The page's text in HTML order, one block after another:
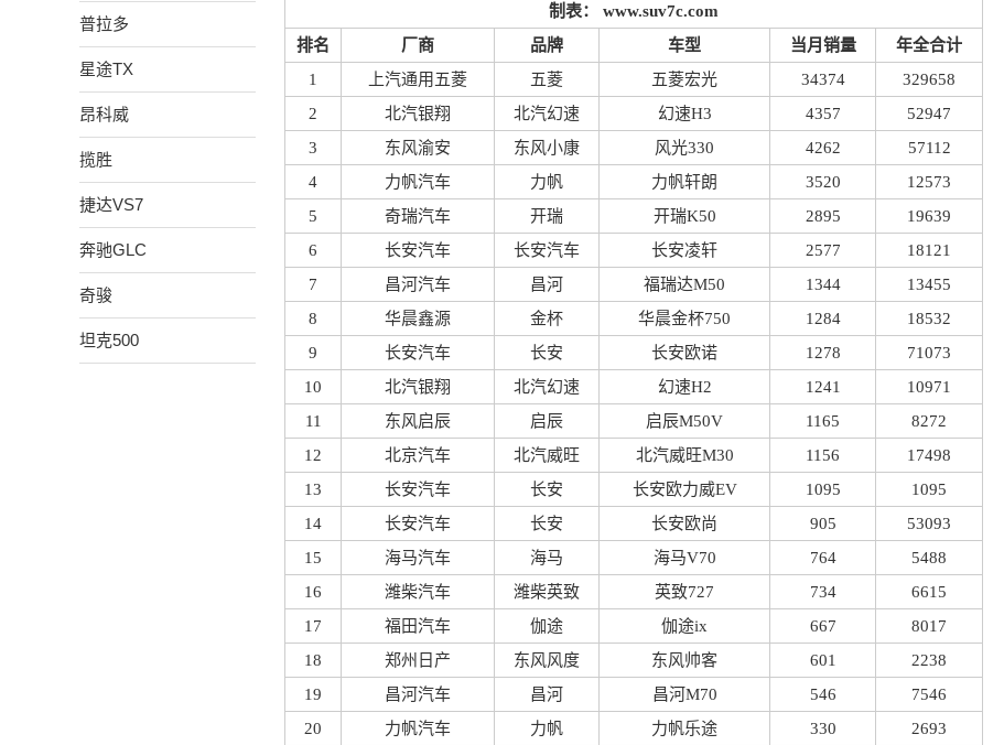
普拉多
星途TX
昂科威
揽胜
捷达VS7
奔驰GLC
奇骏
坦克500
制表： www.suv7c.com
排名
厂商 品牌 车型 当月销量
年全合计
1
上汽通用五菱 五菱 五菱宏光 34374
329658
2
北汽银翔 北汽幻速 幻速H3 4357
52947
3
东风渝安 东风小康 风光330 4262
57112
4
力帆汽车 力帆 力帆轩朗 3520
12573
5
奇瑞汽车 开瑞 开瑞K50 2895
19639
6
长安汽车 长安汽车 长安凌轩 2577
18121
7
昌河汽车 昌河 福瑞达M50 1344
13455
8
华晨鑫源 金杯 华晨金杯750 1284
18532
9
长安汽车 长安 长安欧诺 1278
71073
10
北汽银翔 北汽幻速 幻速H2 1241
10971
11
东风启辰 启辰 启辰M50V 1165
8272
12
北京汽车 北汽威旺 北汽威旺M30 1156
17498
13
长安汽车 长安 长安欧力威EV 1095
1095
14
长安汽车 长安 长安欧尚 905
53093
15
海马汽车 海马 海马V70 764
5488
16
潍柴汽车 潍柴英致 英致727 734
6615
17
福田汽车 伽途 伽途ix 667
8017
18
郑州日产 东风风度 东风帅客 601
2238
19
昌河汽车 昌河 昌河M70 546
7546
20
力帆汽车 力帆 力帆乐途 330
2693